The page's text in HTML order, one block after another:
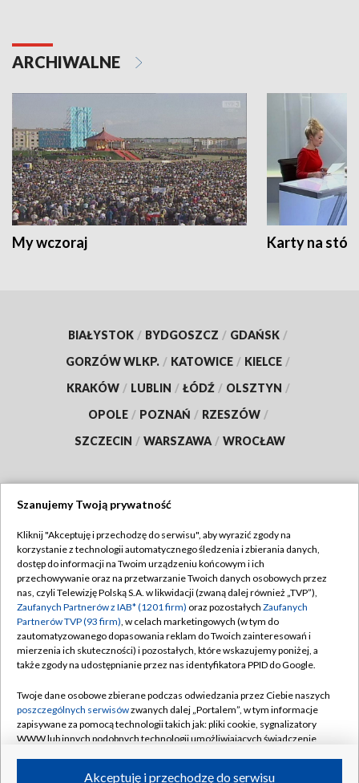
ARCHIWALNE
My wczoraj Karty na
BIAŁYSTOK / BYDGOSZCZ / GDAŃSK /
GORZÓW WLKP. / KATOWICE / KIELCE /
KRAKÓW / LUBLIN / ŁÓDŹ / OLSZTYN /
OPOLE / POZNAŃ / RZESZÓW /
SZCZECIN / WARSZAWA / WROCŁAW
TVP
Abonament TVP
Emisja w TVP
Centrum informacji TVP
Naziemna Telewizja Cyfrowa
Rada Programowa
System NOS
Informacje o nadawcy
Regulamin TVP
Polityka prywatności
Moje zgody
Pomoc
Kontakt
Kanały
Szanujemy Twoją prywatność
Kliknij "Akceptuję i przechodzę do serwisu", aby wyrazić zgody na
korzystanie z technologii automatycznego śledzenia i zbierania danych,
dostęp do informacji na Twoim urządzeniu końcowym i ich
przechowywanie oraz na przetwarzanie Twoich danych osobowych przez
nas, czyli Telewizję Polską S.A. w likwidacji (zwaną dalej również „TVP”),
Zaufanych Partnerów z IAB* (1201 firm) oraz pozostałych Zaufanych
Partnerów TVP (93 firm), w celach marketingowych (w tym do
zautomatyzowanego dopasowania reklam do Twoich zainteresowań i
mierzenia ich skuteczności) i pozostałych, które wskazujemy poniżej, a
także zgody na udostępnianie przez nas identyfikatora PPID do Google.
Twoje dane osobowe zbierane podczas odwiedzania przez Ciebie naszych
poszczególnych serwisówzwanych dalej „Portalem”, w tym informacje
zapisywane za pomocą technologii takich jak: pliki cookie, sygnalizatory
WWW lub innych podobnych technologii umożliwiających świadczenie
Akceptuję i przechodzę do serwisu